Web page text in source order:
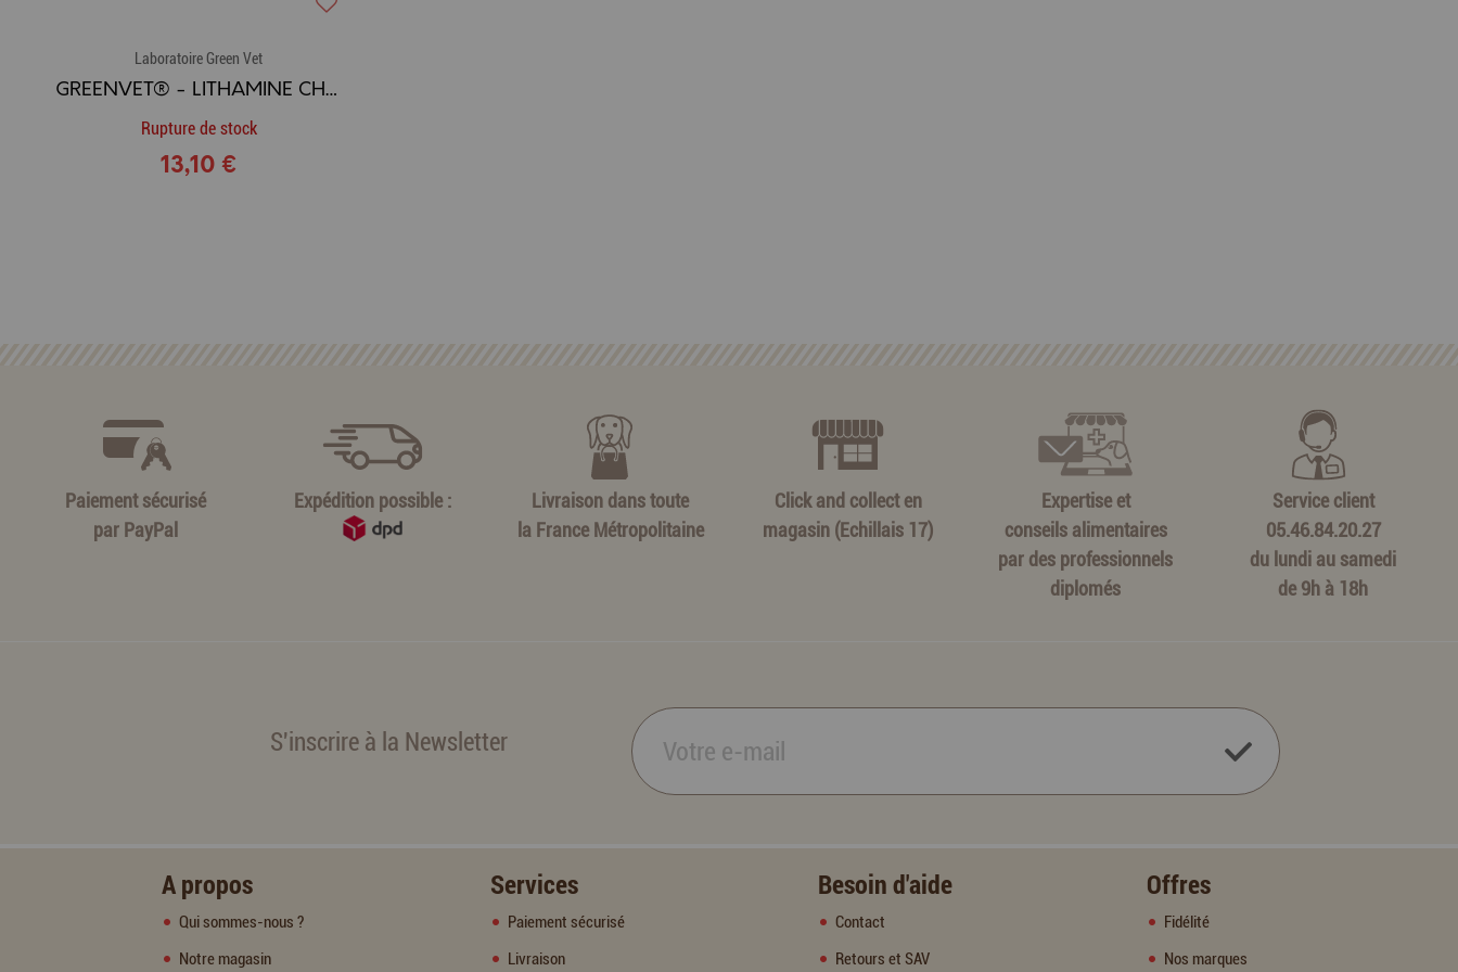
Laboratoire Green Vet
GREENVET® - LITHAMINE CHAT 30 CPRS
Rupture de stock
13,10 €
Paiement sécurisé
par PayPal
Expédition possible :
Livraison dans toute
la France Métropolitaine
Click and collect en
magasin (Echillais 17)
Expertise et
conseils alimentaires
par des professionnels
diplomés
Service client
05.46.84.20.27
du lundi au samedi
de 9h à 18h
S'inscrire à la Newsletter
A propos
Qui sommes-nous ?
Notre magasin
Services
Paiement sécurisé
Livraison
Besoin d'aide
Contact
Retours et SAV
Offres
Fidélité
Nos marques